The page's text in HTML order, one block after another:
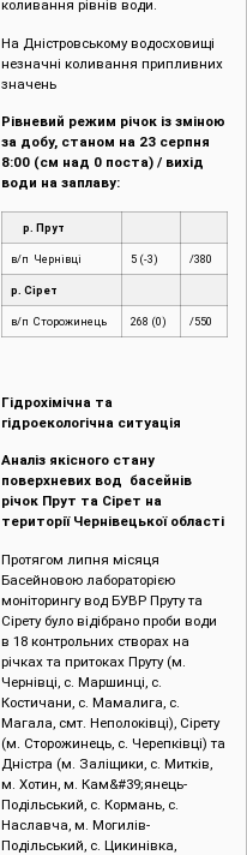
коливання рівнів води.
На Дністровському водосховищі
незначні коливання припливних
значень
Рівневий режим річок із зміною
за добу, станом на 23 серпня
8:00 (см над 0 поста) / вихід
води на заплаву:
р. Прут
в/п Чернівці 5 (-3) /380
р. Сірет
в/п Сторожинець 268 (0) /550
Гідрохімічна та
гідроекологічна ситуація
Аналіз якісного стану
поверхневих вод басейнів
річок Прут та Сірет на
території Чернівецької області
Протягом липня місяця
Басейновою лабораторією
моніторингу вод БУВР Пруту та
Сірету було відібрано проби води
в 18 контрольних створах на
річках та притоках Пруту (м.
Чернівці, c. Маршинці, с.
Костичани, с. Мамалига, с.
Магала, смт. Неполоківці), Сірету
(м. Сторожинець, с. Черепківці) та
Дністра (м. Заліщики, с. Митків,
м. Хотин, м. Кам&#39;янець-
Подільський, с. Кормань, с.
Наславча, м. Могилів-
Подільський, с. Цикинівка,